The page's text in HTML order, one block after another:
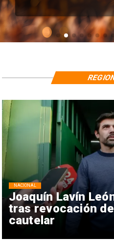
Joaquín Lavín
tras revocación
cautelar
NACIONAL